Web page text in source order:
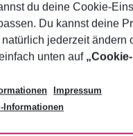
ändern
du deine Cookie-
Du kannst deine
jederzeit ändern
unten auf
Impressum
Informationen